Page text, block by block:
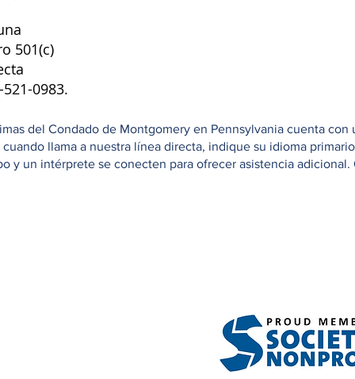
501(c)
0983.
del Condado de Montgomery en Pennsylvania cuenta con
llama a nuestra línea directa, indique su idioma
y un intérprete se conecten para ofrecer asistencia adicional.